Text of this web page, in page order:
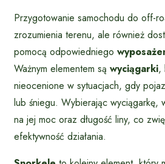
Przygotowanie samochodu do off-
zrozumienia terenu, ale również
pomocą odpowiedniego
Ważnym elementem są wyciągarki,
nieocenione w sytuacjach, gdy
lub śniegu. Wybierając wyciągarkę,
na jej moc oraz długość liny, co
efektywność działania.